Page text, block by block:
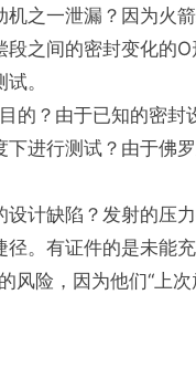
之一泄漏？因为火
之间的密封变化的
。
的？由于已知的密封
进行测试？由于佛
计缺陷？发射的压
。有证件的是未能
险，因为他们“上次